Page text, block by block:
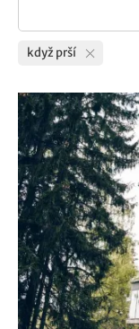
když prší